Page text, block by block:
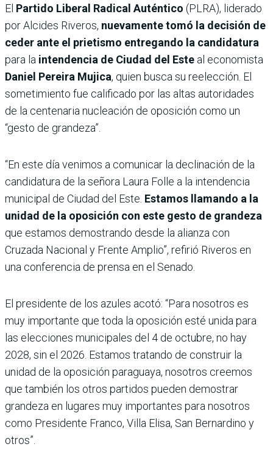
El Partido Liberal Radical Auténtico (PLRA), liderado
por Alcides Riveros, nuevamente tomó la decisión de
ceder ante el prietismo entregando la candidatura
para la intendencia de Ciudad del Este al economista
Daniel Pereira Mujica, quien busca su reelección. El
sometimiento fue calificado por las altas autoridades
de la centenaria nucleación de oposición como un
“gesto de grandeza”.
“En este día venimos a comunicar la declinación de la
candidatura de la señora Laura Folle a la intendencia
municipal de Ciudad del Este. Estamos llamando a la
unidad de la oposición con este gesto de grandeza
que estamos demostrando desde la alianza con
Cruzada Nacional y Frente Amplio”, refirió Riveros en
una conferencia de prensa en el Senado.
El presidente de los azules acotó: “Para nosotros es
muy importante que toda la oposición esté unida para
las elecciones municipales del 4 de octubre, no hay
2028, sin el 2026. Estamos tratando de construir la
unidad de la oposición paraguaya, nosotros creemos
que también los otros partidos pueden demostrar
grandeza en lugares muy importantes para nosotros
como Presidente Franco, Villa Elisa, San Bernardino y
otros”.